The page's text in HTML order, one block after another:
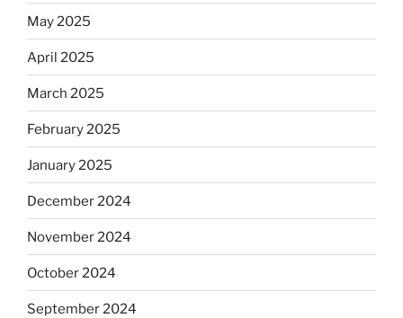
May 2025
April 2025
March 2025
February 2025
January 2025
December 2024
November 2024
October 2024
September 2024